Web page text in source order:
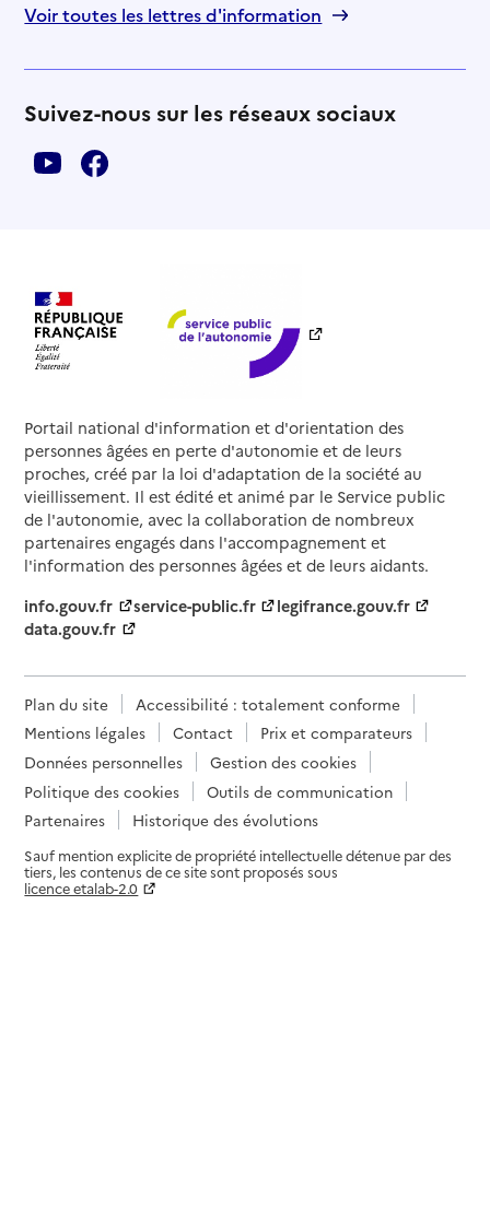
Voir toutes les lettres d'information
Suivez-nous sur les réseaux sociaux
Portail national d'information et d'orientation des
personnes âgées en perte d'autonomie et de leurs
proches, créé par la loi d'adaptation de la société au
vieillissement. Il est édité et animé par le Service public
de l'autonomie, avec la collaboration de nombreux
partenaires engagés dans l'accompagnement et
l'information des personnes âgées et de leurs aidants.
info.gouv.fr
service-public.fr
legifrance.gouv.fr
data.gouv.fr
Plan du site
Accessibilité : totalement conforme
Mentions légales
Contact
Prix et comparateurs
Données personnelles
Gestion des cookies
Politique des cookies
Outils de communication
Partenaires
Historique des évolutions
Sauf mention explicite de propriété intellectuelle détenue par des
tiers, les contenus de ce site sont proposés sous
licence etalab-2.0